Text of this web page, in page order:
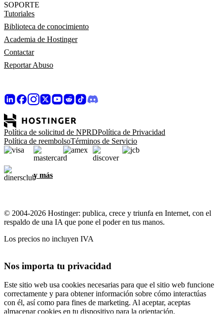
SOPORTE
Tutoriales
Biblioteca de conocimiento
Academia de Hostinger
Contactar
Reportar Abuso
Política de solicitud de NPRDPolítica de Privacidad
Política de reembolsoTérminos de Servicio
y más
© 2004-2026 Hostinger: publica, crece y triunfa en Internet, con el
respaldo de una IA que pone el poder en tus manos.
Los precios no incluyen IVA
Nos importa tu privacidad
Este sitio web usa cookies necesarias para que el sitio web funcione
correctamente y para obtener información sobre cómo interactúas
con él, así como para fines de marketing. Al aceptar, aceptas
almacenar cookies en tu dispositivo para la orientación,